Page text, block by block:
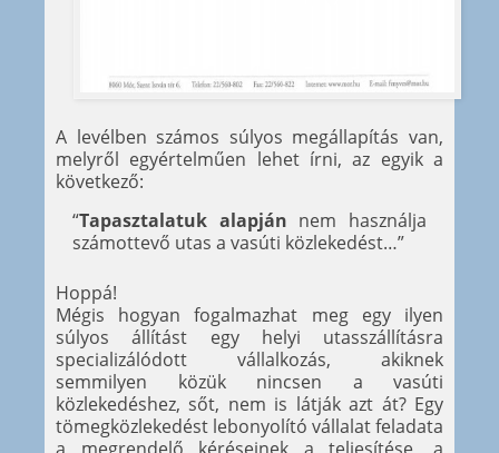
A levélben számos súlyos megállapítás van,
melyről egyértelműen lehet írni, az egyik a
következő:
“Tapasztalatuk alapján nem használja
számottevő utas a vasúti közlekedést…”
Hoppá!
Mégis hogyan fogalmazhat meg egy ilyen
súlyos állítást egy helyi utasszállításra
specializálódott vállalkozás, akiknek
semmilyen közük nincsen a vasúti
közlekedéshez, sőt, nem is látják azt át? Egy
tömegközlekedést lebonyolító vállalat feladata